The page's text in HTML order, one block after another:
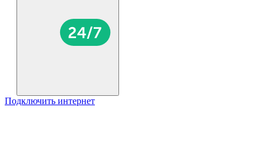
Подключить интернет